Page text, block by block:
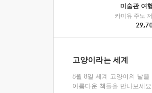
미술관 여
카미유 주노
고양이라는 세계
8월 8일 세계 고양이의 날
아름다운 책들을 만나보세